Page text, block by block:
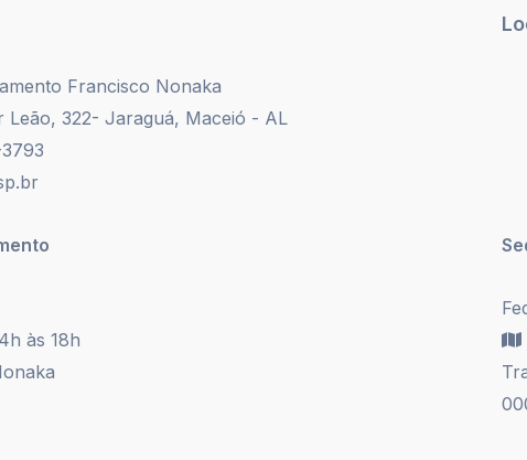
Francisco Nonaka
Leão, 322- Jaraguá, Maceió - AL
às 18h